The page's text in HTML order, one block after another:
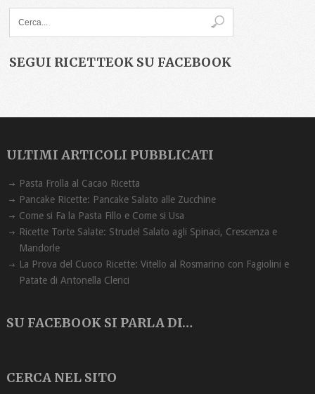
SEGUI RICETTEOK SU FACEBOOK
ULTIMI ARTICOLI PUBBLICATI
Pasta Frolla al Cacao Ricetta
Pancake Ricette: Pancake Salato alle Zucchine
Come si Fa la Pasta Fillo e Come si Usa
Ricette Torte Salate: Strudel Salato agli Spinaci, Crescenza e
Mandorle
La Prova del Cuoco Ricette: Vitello al Rosmarino con Fagiolini e
Patate di Antonella Clerici
SU FACEBOOK SI PARLA DI…
CERCA NEL SITO